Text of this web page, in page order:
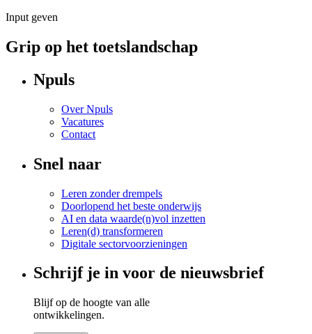
Input geven
Grip op het toetslandschap
Npuls
Over Npuls
Vacatures
Contact
Snel naar
Leren zonder drempels
Doorlopend het beste onderwijs
AI en data waarde(n)vol inzetten
Leren(d) transformeren
Digitale sectorvoorzieningen
Schrijf je in voor de nieuwsbrief
Blijf op de hoogte van alle
ontwikkelingen.